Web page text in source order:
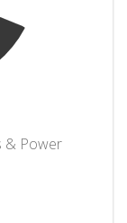
& Power